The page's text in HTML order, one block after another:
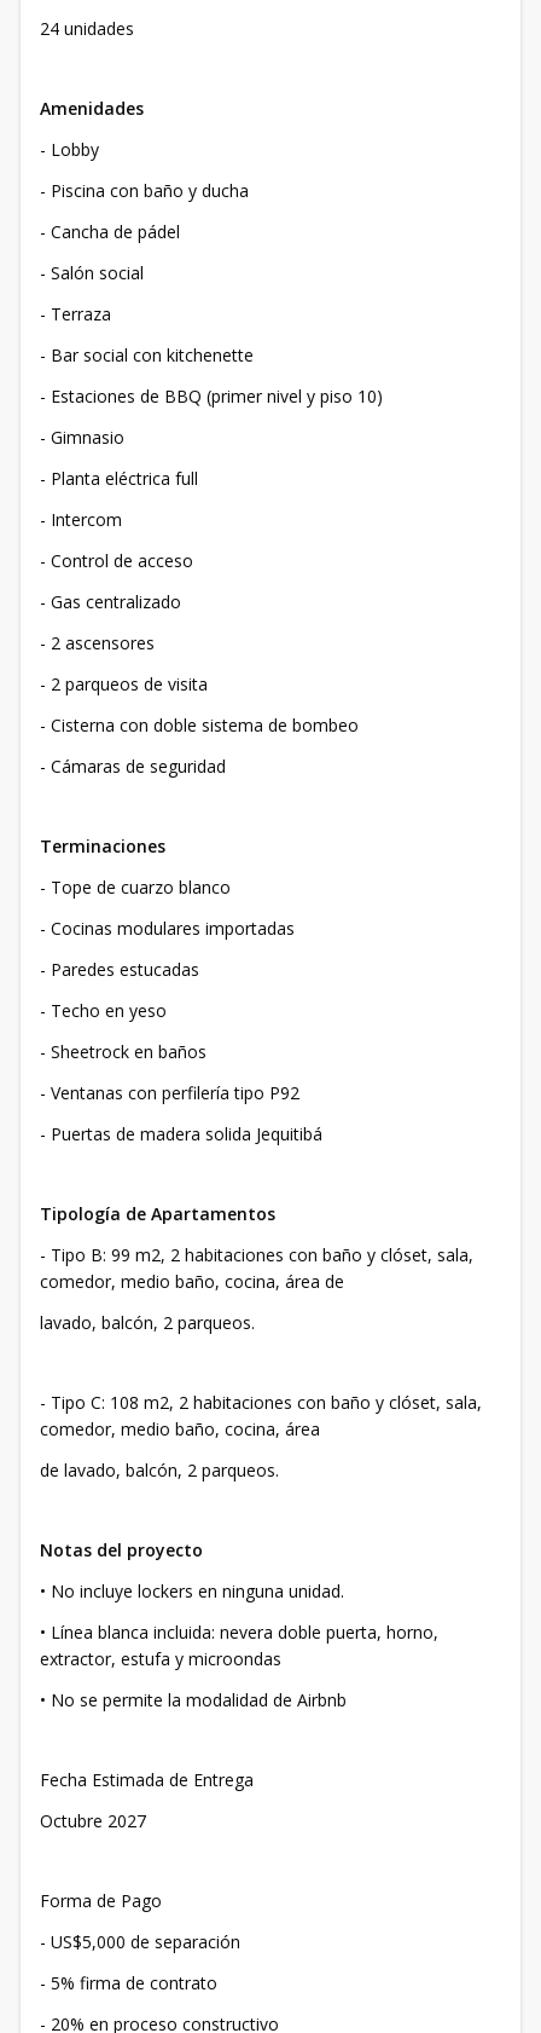
24 unidades
Amenidades
- Lobby
- Piscina con baño y ducha
- Cancha de pádel
- Salón social
- Terraza
- Bar social con kitchenette
- Estaciones de BBQ (primer nivel y piso 10)
- Gimnasio
- Planta eléctrica full
- Intercom
- Control de acceso
- Gas centralizado
- 2 ascensores
- 2 parqueos de visita
- Cisterna con doble sistema de bombeo
- Cámaras de seguridad
Terminaciones
- Tope de cuarzo blanco
- Cocinas modulares importadas
- Paredes estucadas
- Techo en yeso
- Sheetrock en baños
- Ventanas con perfilería tipo P92
- Puertas de madera solida Jequitibá
Tipología de Apartamentos
- Tipo B: 99 m2, 2 habitaciones con baño y clóset, sala,
comedor, medio baño, cocina, área de
lavado, balcón, 2 parqueos.
- Tipo C: 108 m2, 2 habitaciones con baño y clóset, sala,
comedor, medio baño, cocina, área
de lavado, balcón, 2 parqueos.
Notas del proyecto
• No incluye lockers en ninguna unidad.
• Línea blanca incluida: nevera doble puerta, horno,
extractor, estufa y microondas
• No se permite la modalidad de Airbnb
Fecha Estimada de Entrega
Octubre 2027
Forma de Pago
- US$5,000 de separación
- 5% firma de contrato
- 20% en proceso constructivo